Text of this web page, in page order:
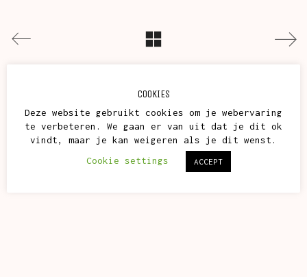
COOKIES
Deze website gebruikt cookies om je webervaring
te verbeteren. We gaan er van uit dat je dit ok
vindt, maar je kan weigeren als je dit wenst.
Cookie settings
ACCEPT